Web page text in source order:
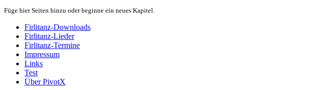
Füge hier Seiten hinzu oder beginne ein neues Kapitel.
Firlitanz-Downloads
Firlitanz-Lieder
Firlitanz-Termine
Impressum
Links
Test
Über PivotX